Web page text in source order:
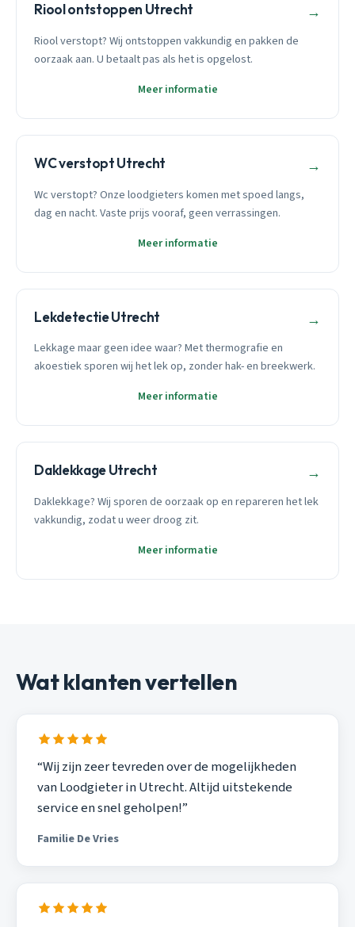
Riool ontstoppen Utrecht →
Riool verstopt? Wij ontstoppen vakkundig en pakken de
oorzaak aan. U betaalt pas als het is opgelost.
Meer informatie
WC verstopt Utrecht →
Wc verstopt? Onze loodgieters komen met spoed langs,
dag en nacht. Vaste prijs vooraf, geen verrassingen.
Meer informatie
Lekdetectie Utrecht →
Lekkage maar geen idee waar? Met thermografie en
akoestiek sporen wij het lek op, zonder hak- en breekwerk.
Meer informatie
Daklekkage Utrecht →
Daklekkage? Wij sporen de oorzaak op en repareren het lek
vakkundig, zodat u weer droog zit.
Meer informatie
Wat klanten vertellen
“Wij zijn zeer tevreden over de mogelijkheden
van Loodgieter in Utrecht. Altijd uitstekende
service en snel geholpen!”
Familie De Vries